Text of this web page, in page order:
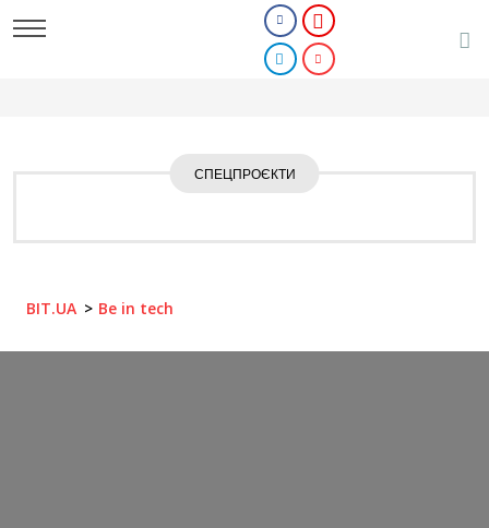
СПЕЦПРОЄКТИ
BIT.UA Be in tech